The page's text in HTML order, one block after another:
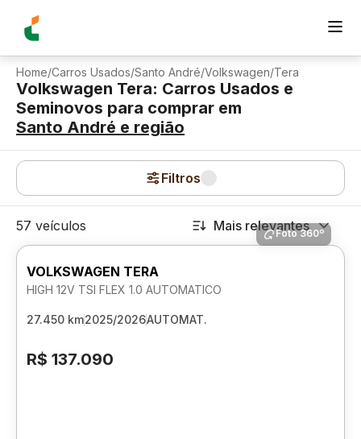
Home/Carros Usados/Santo André/Volkswagen/Tera
Volkswagen Tera: Carros Usados e
Seminovos para comprar em
Santo André e região
Filtros
57 veículos Mais relevantes
Foto 360º
VOLKSWAGEN TERA
HIGH 12V TSI FLEX 1.0 AUTOMATICO
27.450 km2025/2026AUTOMAT.
R$ 137.090